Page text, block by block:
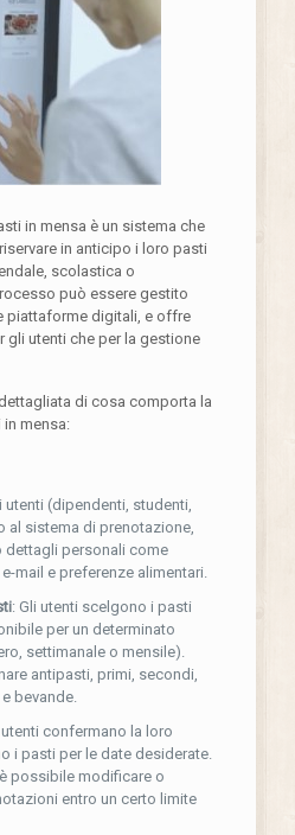
in mensa è un sistema che
in anticipo i loro pasti
scolastica o
può essere gestito
piattaforme digitali, e offre
gli utenti che per la gestione
di cosa comporta la
mensa:
utenti (dipendenti, studenti,
al sistema di prenotazione,
personali come
mail e preferenze alimentari.
: Gli utenti scelgono i pasti
per un determinato
settimanale o mensile).
antipasti, primi, secondi,
bevande.
utenti confermano la loro
i pasti per le date desiderate.
possibile modificare o
entro un certo limite